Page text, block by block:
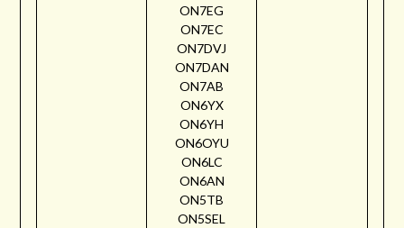
ON7EG
ON7EC
ON7DVJ
ON7DAN
ON7AB
ON6YX
ON6YH
ON6OYU
ON6LC
ON6AN
ON5TB
ON5SEL